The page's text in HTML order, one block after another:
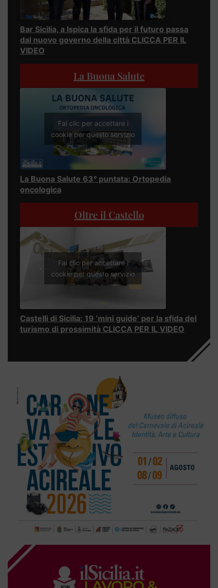
Bar Sicilia, a Ispica la sfida per il futuro passa
dal nuovo governo della città CLICCA PER IL
VIDEO
La Buona Salute
Fai clic per accettare i
cookie per questo servizio
La Buona Salute 63° puntata: Ortopedia
oncologica
Oltre il Castello
Fai clic per accettare i
cookie per questo servizio
Castelli di Sicilia: 19 ‘mini guide’ per la sfida del
turismo di prossimità CLICCA PER IL VIDEO